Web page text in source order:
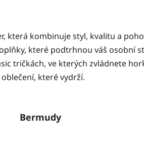
která kombinuje styl, kvalitu a
které podtrhnou váš osobní
tričkách, ve kterých zvládnete
které vydrží.
Bermudy